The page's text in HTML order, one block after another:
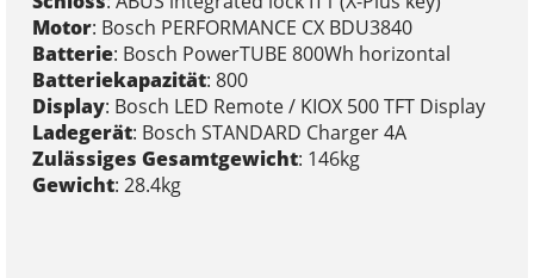
Motor: Bosch PERFORMANCE CX BDU3840
Batterie: Bosch PowerTUBE 800Wh horizontal
Batteriekapazität: 800
Display: Bosch LED Remote / KIOX 500 TFT Display
Ladegerät: Bosch STANDARD Charger 4A
Zulässiges Gesamtgewicht: 146kg
Gewicht: 28.4kg